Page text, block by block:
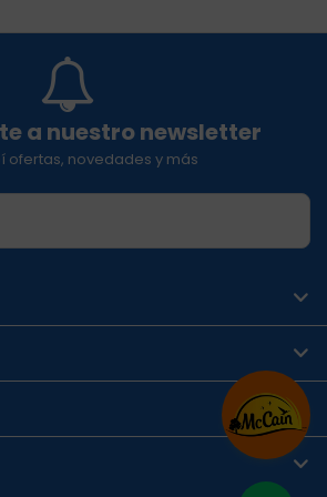
a nuestro newsletter
ofertas, novedades y más